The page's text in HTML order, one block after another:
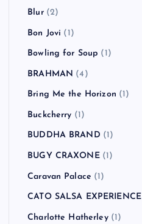
Blur(2)
Bon Jovi (1)
Bowling for Soup (1)
BRAHMAN (4)
Bring Me the Horizon (1)
Buckcherry (1)
BUDDHA BRAND (1)
BUGY CRAXONE(1)
Caravan Palace (1)
CATO SALSA EXPERIENCE
Charlotte Hatherley(1)